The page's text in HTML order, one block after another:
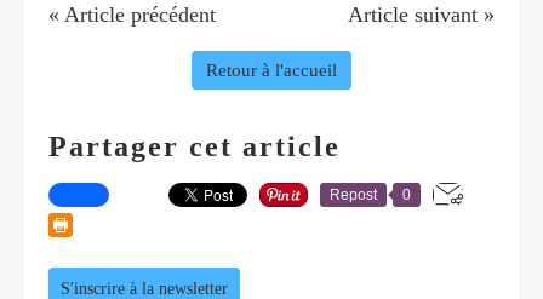
« Article précédent Article suivant »
Retour à l'accueil
Partager cet article
Repost 0
S'inscrire à la newsletter